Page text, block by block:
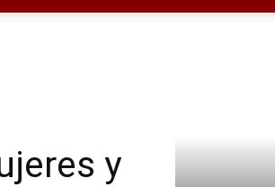
Catamarca
y